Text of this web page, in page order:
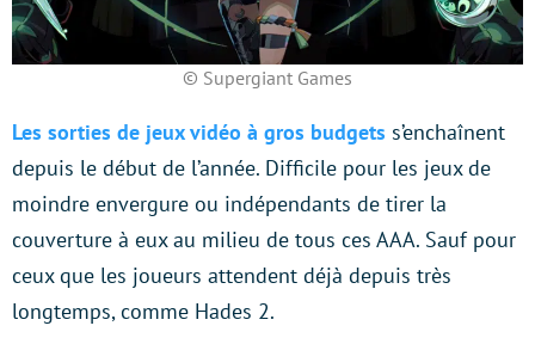
© Supergiant Games
Les sorties de jeux vidéo à gros budgets s’enchaînent
depuis le début de l’année. Difficile pour les jeux de
moindre envergure ou indépendants de tirer la
couverture à eux au milieu de tous ces AAA. Sauf pour
ceux que les joueurs attendent déjà depuis très
longtemps, comme Hades 2.